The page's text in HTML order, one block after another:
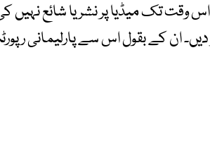
اس وقت تک میڈیا پر نشر یا شائع
ان کے بقول اس سے پارلیمانی